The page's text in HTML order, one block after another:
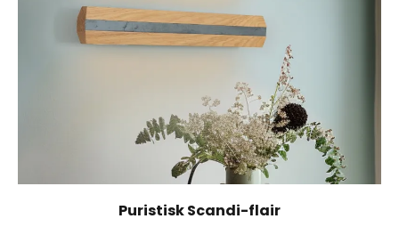
Puristisk Scandi-flair